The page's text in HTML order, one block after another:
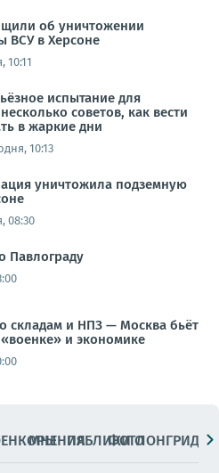
об уничтожении
ВСУ в Херсоне
10:11
испытание для
советов, как вести
в жаркие дни
10:13
уничтожила подземную
08:30
Павлограду
складам и НПЗ — Москва бьёт
и экономике
МНЕНИЯПАБЛИКИ
ФОТОЛОНГРИДЫ